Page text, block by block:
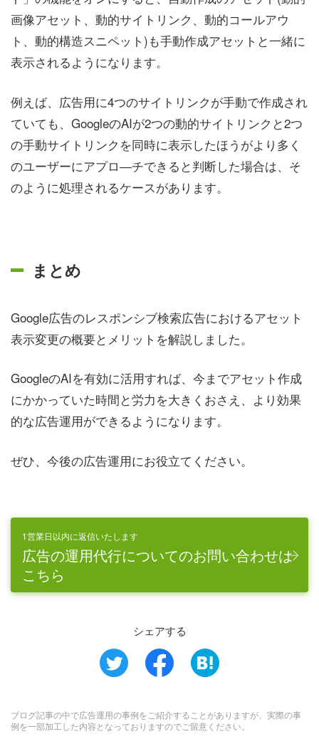
画像アセット、動的サイトリンク、動的コールアウ
ト、動的構造スニペット)も手動作成アセットと一緒に
表示されるようになります。
例えば、広告用に4つのサイトリンクが手動で作成され
ていても、GoogleのAIが2つの動的サイトリンクと2つ
の手動サイトリンクを同時に表示したほうがより多く
のユーザーにアプロ―チできると判断した場合は、そ
のように処理されるケースがあります。
まとめ
Google広告のレスポンシブ検索広告におけるアセット
表示変更の概要とメリットを解説しました。
GoogleのAIを有効に活用すれば、今までアセット作成
にかかっていた時間と労力を大きくおさえ、より効果
的な広告運用ができるようになります。
ぜひ、今後の広告運用にお役立てください。
1営業日以内に返信いたします
広告の運用代行についてのお問い合わせは
こちら
シェアする
ブログ記事の中で広告運用の事例をご紹介することがありますが、実際の事
例を一部加工した内容となっておりますのでご留意ください。